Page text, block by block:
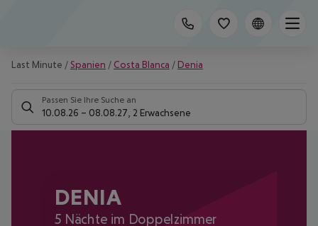
Last Minute / Spanien / Costa Blanca / Denia
Passen Sie Ihre Suche an
10.08.26 – 08.08.27 2 Erwachsene
DENIA
5 Nächte im Doppelzimmer